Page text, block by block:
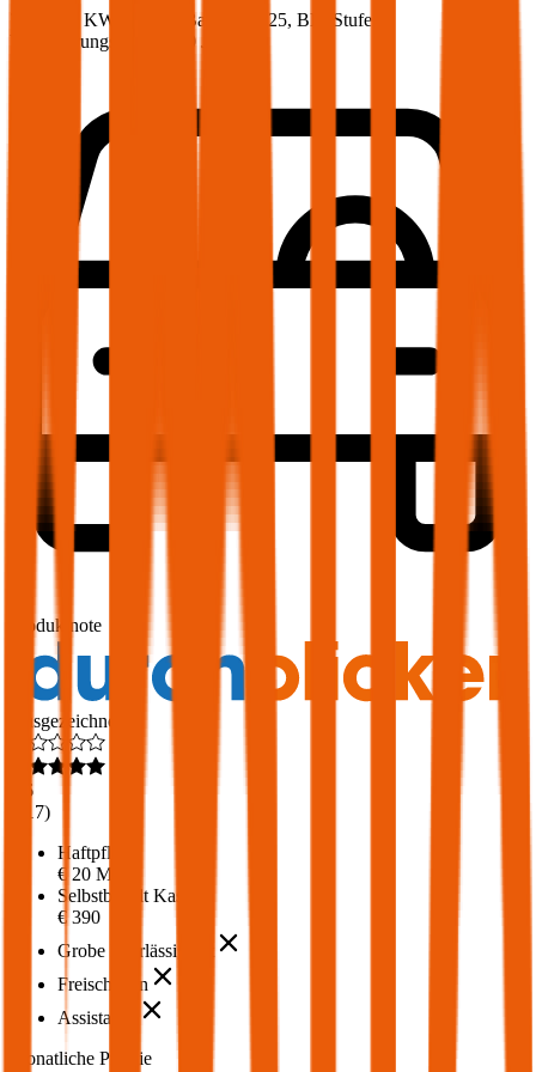
75 PS/55 KW, benzin, Baujahr 2025, BM-Stufe
Versicherungsnehmer 30 Jahre
Produktnote
Ausgezeichnet
4,6
217)
Haftpflicht
€ 20 Mio.
Selbstbehalt Kasko
€ 390
Grobe Fahrlässigkeit
Freischaden
Assistance
Monatliche Prämie